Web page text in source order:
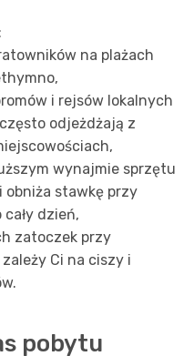
na plażach
i rejsów lokalnych
odjeżdżają z
wynajmie sprzętu
obniża stawkę przy
dzień,
zatoczek przy
Ci na ciszy i
pobytu